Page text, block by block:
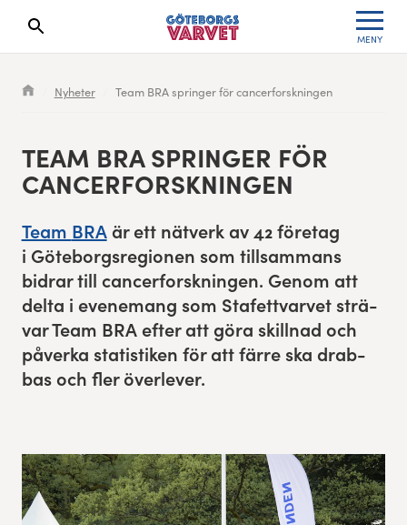
MENY
Sökresultaten dyker upp här
Nyheter Team BRA springer för cancerforskningen
TEAM BRASPRINGER FÖR
CANCERFORSKNINGEN
Team BRAär ett nätverk av42före­tag
i Göte­borgsre­gio­nen som till­sam­mans
bidrar till can­cer­forsknin­gen. Genom att
delta i even­e­mang som Stafettvarvet strä­
var Team BRAefter att göra skill­nad och
påver­ka sta­tis­tiken för att färre ska drab­
bas och fler överlever.
Seedningsregler
Göteborgsvarvet Expo
Löparinspiration och träning
Spring för välgörenhet
Hållbarhet
Cityvarvet
Lilla Varvet
Varvetmilen
Leverantörer
Partnerportal
Anmälan